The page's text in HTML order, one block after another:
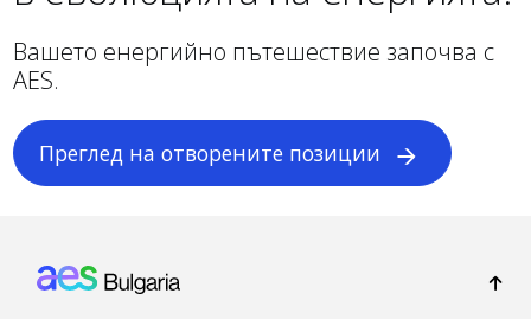
Вашето енергийно пътешествие започва с
AES.
Преглед на отворените позиции